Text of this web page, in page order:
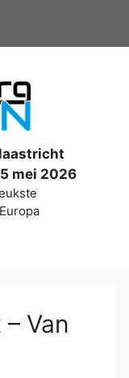
mei 2026
Van